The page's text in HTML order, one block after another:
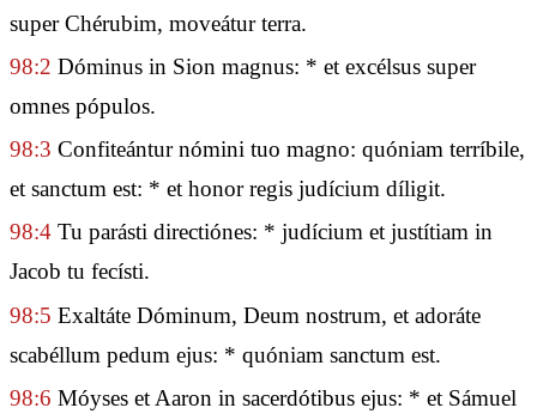
super Chérubim, moveátur terra.
98:2 Dóminus in Sion magnus: * et excélsus super
omnes pópulos.
98:3 Confiteántur nómini tuo magno: quóniam terríbile,
et sanctum est: * et honor regis judícium díligit.
98:4 Tu parásti directiónes: * judícium et justítiam in
Jacob tu fecísti.
98:5 Exaltáte Dóminum, Deum nostrum, et adoráte
scabéllum pedum ejus: * quóniam sanctum est.
98:6 Móyses et Aaron in sacerdótibus ejus: * et Sámuel